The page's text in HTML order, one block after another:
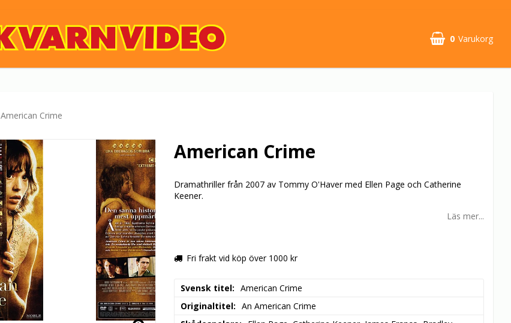
0 Varukorg
American Crime
American Crime
Dramathriller från 2007 av Tommy O'Haver med Ellen Page och Catherine
Keener.
Läs mer...
Fri frakt vid köp över 1000 kr
Svensk titel
American Crime
Originaltitel
An American Crime